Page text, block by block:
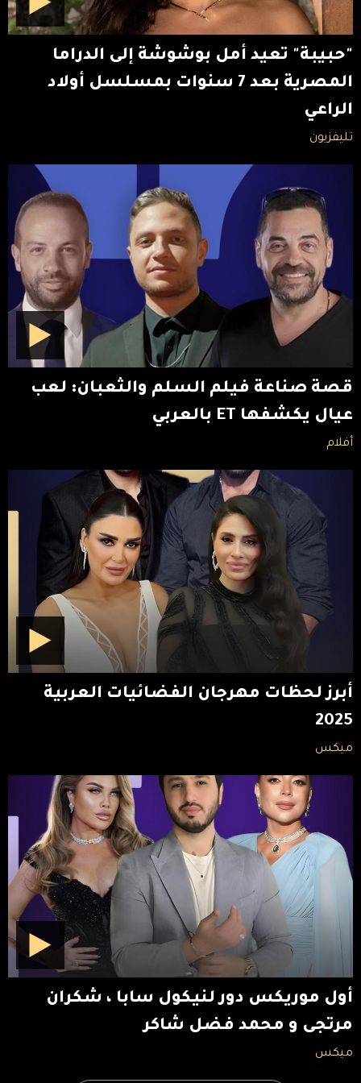
"حبيبة" تعيد أمل بوشوشة إلى الدراما
المصرية بعد 7 سنوات بمسلسل أولاد
الراعي
تليفزيون
قصة صناعة فيلم السلم والثعبان: لعب
عيال يكشفها ET بالعربي
أفلام
أبرز لحظات مهرجان الفضائيات العربية
2025
ميكس
أول موريكس دور لنيكول سابا ، شكران
مرتجى و محمد فضل شاكر
ميكس